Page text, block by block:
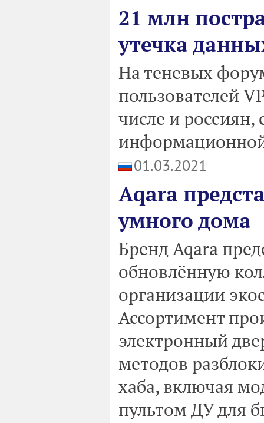
21 млн
утечка
На теневых
пользователей
числе и
01.03.2021
Aqara
умного дома
Бренд Aqara
обновлённую
организации
Ассортимент
электронный
методов
хаба, включая
пультом ДУ для